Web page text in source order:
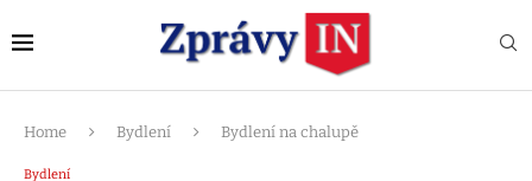
Home Bydlení Bydlení na chalupě
Bydlení